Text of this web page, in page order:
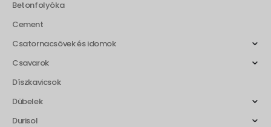
Betonfolyóka
Cement
Csatornacsövek és idomok
Csavarok
Díszkavicsok
Dübelek
Durisol